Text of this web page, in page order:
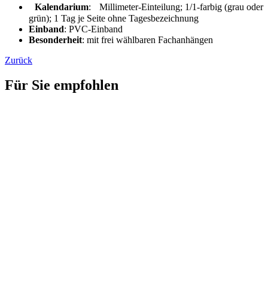
Kalendarium: Millimeter-Einteilung; 1/1-farbig (grau oder
grün); 1 Tag je Seite ohne Tagesbezeichnung
Einband: PVC-Einband
Besonderheit: mit frei wählbaren Fachanhängen
Zurück
Für Sie empfohlen